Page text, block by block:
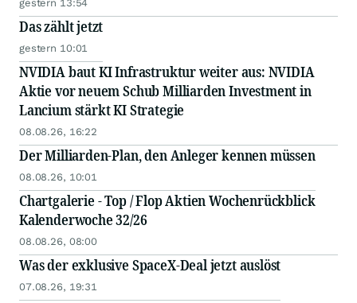
gestern 13:54
Das zählt jetzt
gestern 10:01
NVIDIA baut KI Infrastruktur weiter aus: NVIDIA
Aktie vor neuem Schub Milliarden Investment in
Lancium stärkt KI Strategie
08.08.26, 16:22
Der Milliarden-Plan, den Anleger kennen müssen
08.08.26, 10:01
Chartgalerie - Top / Flop Aktien Wochenrückblick
Kalenderwoche 32/26
08.08.26, 08:00
Was der exklusive SpaceX-Deal jetzt auslöst
07.08.26, 19:31